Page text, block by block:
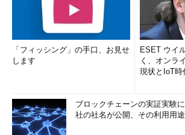
「フィッシング」の手口、お見せ
します
ESET ウイ
く、オンラ
現状とIoT時
ブロックチェーンの実証実験
社の社名が公開、その利用用